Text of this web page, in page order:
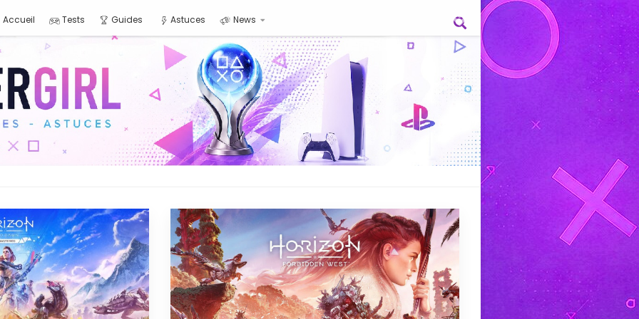
Accueil Tests Guides Astuces News